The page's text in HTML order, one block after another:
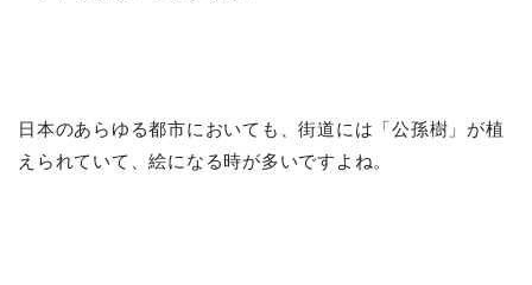
日本のあらゆる都市においても、街道には「公孫樹」が植
えられていて、絵になる時が多いですよね。